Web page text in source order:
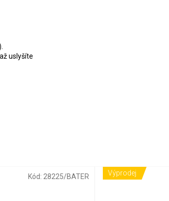
uslyšíte
Kód: 28225/BATER Výprodej